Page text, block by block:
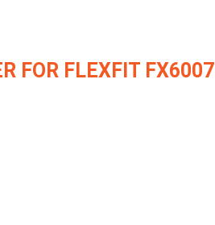
FOR FLEXFIT FX6007